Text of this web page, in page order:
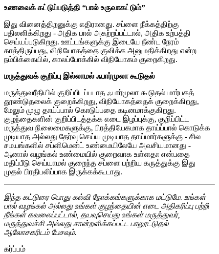
உணவைக் கட்டுப்படுத்தி “பால் உருவாகட்டும்”
இது வினைத்திறனுக்கு எதிரானது. சப்ளை நீக்கத்திற்கு
பதிலளிக்கிறது - அதிக பால் அகற்றப்பட்டால், அதிக உற்பத்தி
செய்யப்படுகிறது. ஊட்டங்களுக்கு இடையே நீண்ட நேரம்
காத்திருப்பது, விநியோகத்தை குவிக்க அனுமதிக்கிறது என்ற
நம்பிக்கையில், காலப்போக்கில் விநியோகம் குறைகிறது.
மருத்துவக் குறிப்பு இல்லாமல் ஃபார்முலா கூடுதல்
மருத்துவரீதியில் குறிப்பிடப்படாத ஃபார்முலா கூடுதல் மார்பகத்
தூண்டுதலைக் குறைக்கிறது, விநியோகத்தைக் குறைக்கிறது,
மேலும் முழு தாய்ப்பால் கொடுப்பதை கடினமாக்குகிறது.
குழந்தைகளின் குறிப்பிடத்தக்க எடை இழப்புக்கு, குறிப்பிட்ட
மருத்துவ நிலைமைகளுக்கு, பிரத்தியேகமாக தாய்ப்பால் கொடுக்க
முடியாத அல்லது தேர்வு செய்ய முடியாத தாய்மார்களுக்கு - சில
சமயங்களில் சப்ளிமென்ட் உண்மையிலேயே அவசியமானது -
ஆனால் வழங்கல் உண்மையில் குறைவாக உள்ளதா என்பதை
மதிப்பீடு செய்யாமல் குறைந்த சப்ளை பற்றிய கருத்துக்கு இது
முதல் பிரதிபலிப்பாக இருக்கக்கூடாது.
இந்த கட்டுரை பொது கல்வி நோக்கங்களுக்காக மட்டுமே. உங்கள்
பால் வழங்கல் அல்லது உங்கள் குழந்தையின் எடை அதிகரிப்பு பற்றி
நீங்கள் கவலைப்பட்டால், தயவுசெய்து உங்கள் மருத்துவர்,
மருத்துவச்சி அல்லது சான்றளிக்கப்பட்ட பாலூட்டுதல்
ஆலோசகரிடம் பேசவும்.
கர்ப்பம்